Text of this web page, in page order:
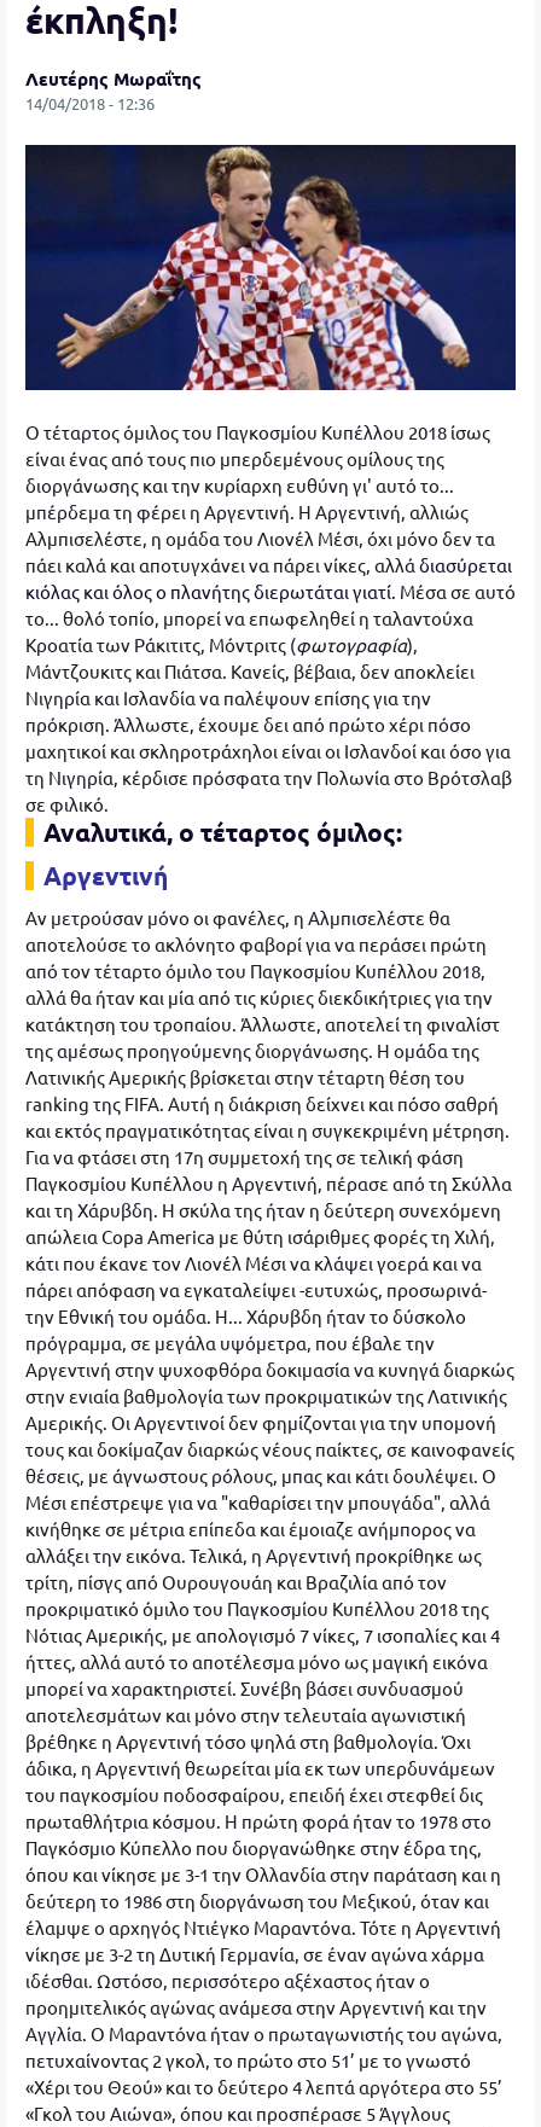
έκπληξη!
Λευτέρης Μωραΐτης
14/04/2018 - 12:36
Ο τέταρτος όμιλος του Παγκοσμίου Κυπέλλου 2018 ίσως
είναι ένας από τους πιο μπερδεμένους ομίλους της
διοργάνωσης και την κυρίαρχη ευθύνη γι' αυτό το...
μπέρδεμα τη φέρει η Αργεντινή. Η Αργεντινή, αλλιώς
Αλμπισελέστε, η ομάδα του Λιονέλ Μέσι, όχι μόνο δεν τα
πάει καλά και αποτυγχάνει να πάρει νίκες, αλλά διασύρεται
κιόλας και όλος ο πλανήτης διερωτάται γιατί. Μέσα σε αυτό
το... θολό τοπίο, μπορεί να επωφεληθεί η ταλαντούχα
Κροατία των Ράκιτιτς, Μόντριτς (φωτογραφία),
Μάντζουκιτς και Πιάτσα. Κανείς, βέβαια, δεν αποκλείει
Νιγηρία και Ισλανδία να παλέψουν επίσης για την
πρόκριση. Άλλωστε, έχουμε δει από πρώτο χέρι πόσο
μαχητικοί και σκληροτράχηλοι είναι οι Ισλανδοί και όσο για
τη Νιγηρία, κέρδισε πρόσφατα την Πολωνία στο Βρότσλαβ
σε φιλικό.
Αναλυτικά, ο τέταρτος όμιλος:
Αργεντινή
Αν μετρούσαν μόνο οι φανέλες, η Αλμπισελέστε θα
αποτελούσε το ακλόνητο φαβορί για να περάσει πρώτη
από τον τέταρτο όμιλο του Παγκοσμίου Κυπέλλου 2018,
αλλά θα ήταν και μία από τις κύριες διεκδικήτριες για την
κατάκτηση του τροπαίου. Άλλωστε, αποτελεί τη φιναλίστ
της αμέσως προηγούμενης διοργάνωσης. Η ομάδα της
Λατινικής Αμερικής βρίσκεται στην τέταρτη θέση του
ranking της FIFA. Αυτή η διάκριση δείχνει και πόσο σαθρή
και εκτός πραγματικότητας είναι η συγκεκριμένη μέτρηση.
Για να φτάσει στη 17η συμμετοχή της σε τελική φάση
Παγκοσμίου Κυπέλλου η Αργεντινή, πέρασε από τη Σκύλλα
και τη Χάρυβδη. Η σκύλα της ήταν η δεύτερη συνεχόμενη
απώλεια Copa America με θύτη ισάριθμες φορές τη Χιλή,
κάτι που έκανε τον Λιονέλ Μέσι να κλάψει γοερά και να
πάρει απόφαση να εγκαταλείψει -ευτυχώς, προσωρινά-
την Εθνική του ομάδα. Η... Χάρυβδη ήταν το δύσκολο
πρόγραμμα, σε μεγάλα υψόμετρα, που έβαλε την
Αργεντινή στην ψυχοφθόρα δοκιμασία να κυνηγά διαρκώς
στην ενιαία βαθμολογία των προκριματικών της Λατινικής
Αμερικής. Οι Αργεντινοί δεν φημίζονται για την υπομονή
τους και δοκίμαζαν διαρκώς νέους παίκτες, σε καινοφανείς
θέσεις, με άγνωστους ρόλους, μπας και κάτι δουλέψει. Ο
Μέσι επέστρεψε για να "καθαρίσει την μπουγάδα", αλλά
κινήθηκε σε μέτρια επίπεδα και έμοιαζε ανήμπορος να
αλλάξει την εικόνα. Τελικά, η Αργεντινή προκρίθηκε ως
τρίτη, πίσγς από Ουρουγουάη και Βραζιλία από τον
προκριματικό όμιλο του Παγκοσμίου Κυπέλλου 2018 της
Νότιας Αμερικής, με απολογισμό 7 νίκες, 7 ισοπαλίες και 4
ήττες, αλλά αυτό το αποτέλεσμα μόνο ως μαγική εικόνα
μπορεί να χαρακτηριστεί. Συνέβη βάσει συνδυασμού
αποτελεσμάτων και μόνο στην τελευταία αγωνιστική
βρέθηκε η Αργεντινή τόσο ψηλά στη βαθμολογία. Όχι
άδικα, η Αργεντινή θεωρείται μία εκ των υπερδυνάμεων
του παγκοσμίου ποδοσφαίρου, επειδή έχει στεφθεί δις
πρωταθλήτρια κόσμου. Η πρώτη φορά ήταν το 1978 στο
Παγκόσμιο Κύπελλο που διοργανώθηκε στην έδρα της,
όπου και νίκησε με 3-1 την Ολλανδία στην παράταση και η
δεύτερη το 1986 στη διοργάνωση του Μεξικού, όταν και
έλαμψε ο αρχηγός Ντιέγκο Μαραντόνα. Τότε η Αργεντινή
νίκησε με 3-2 τη Δυτική Γερμανία, σε έναν αγώνα χάρμα
ιδέσθαι. Ωστόσο, περισσότερο αξέχαστος ήταν ο
προημιτελικός αγώνας ανάμεσα στην Αργεντινή και την
Αγγλία. Ο Μαραντόνα ήταν ο πρωταγωνιστής του αγώνα,
πετυχαίνοντας 2 γκολ, το πρώτο στο 51’ με το γνωστό
«Χέρι του Θεού» και το δεύτερο 4 λεπτά αργότερα στο 55’
«Γκολ του Αιώνα», όπου και προσπέρασε 5 Άγγλους